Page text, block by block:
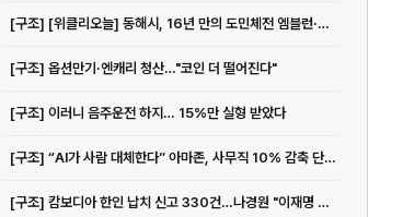
[구조] [위클리오늘] 동해시, 16년 만의 도민체전 엠블런·마스코트 싱징에 담은 의미 공개 < 강원 < 전국지사 < 기사본문 - 위클리오늘
[구조] 옵션만기·엔캐리 청산…"코인 더 떨어진다"
[구조] 이러니 음주운전 하지… 15%만 실형 받았다
[구조] “AI가 사람 대체한다” 아마존, 사무직 10% 감축 단행 - 조세일보
[구조] 캄보디아 한인 납치 신고 330건…나경원 "이재명 정권, 왜 방치하나"